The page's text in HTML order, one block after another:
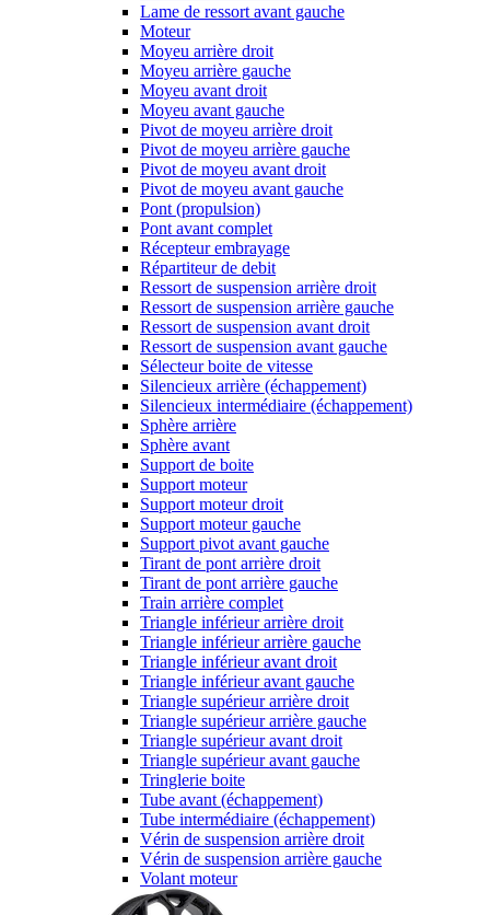
Lame de ressort avant gauche
Moteur
Moyeu arrière droit
Moyeu arrière gauche
Moyeu avant droit
Moyeu avant gauche
Pivot de moyeu arrière droit
Pivot de moyeu arrière gauche
Pivot de moyeu avant droit
Pivot de moyeu avant gauche
Pont (propulsion)
Pont avant complet
Récepteur embrayage
Répartiteur de debit
Ressort de suspension arrière droit
Ressort de suspension arrière gauche
Ressort de suspension avant droit
Ressort de suspension avant gauche
Sélecteur boite de vitesse
Silencieux arrière (échappement)
Silencieux intermédiaire (échappement)
Sphère arrière
Sphère avant
Support de boite
Support moteur
Support moteur droit
Support moteur gauche
Support pivot avant gauche
Tirant de pont arrière droit
Tirant de pont arrière gauche
Train arrière complet
Triangle inférieur arrière droit
Triangle inférieur arrière gauche
Triangle inférieur avant droit
Triangle inférieur avant gauche
Triangle supérieur arrière droit
Triangle supérieur arrière gauche
Triangle supérieur avant droit
Triangle supérieur avant gauche
Tringlerie boite
Tube avant (échappement)
Tube intermédiaire (échappement)
Vérin de suspension arrière droit
Vérin de suspension arrière gauche
Volant moteur